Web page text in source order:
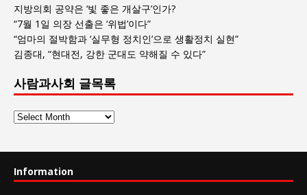
지방의회 공약은 ‘빛 좋은 개살구’인가?
“7월 1일 의장 선출은 ‘위법’이다”
“엄마의 절박함과 ‘실무형 정치인’으로 생활정치 실현”
김종대, “현대전, 강한 군대도 약해질 수 있다”
사람과사회 글목록
사
회
Information